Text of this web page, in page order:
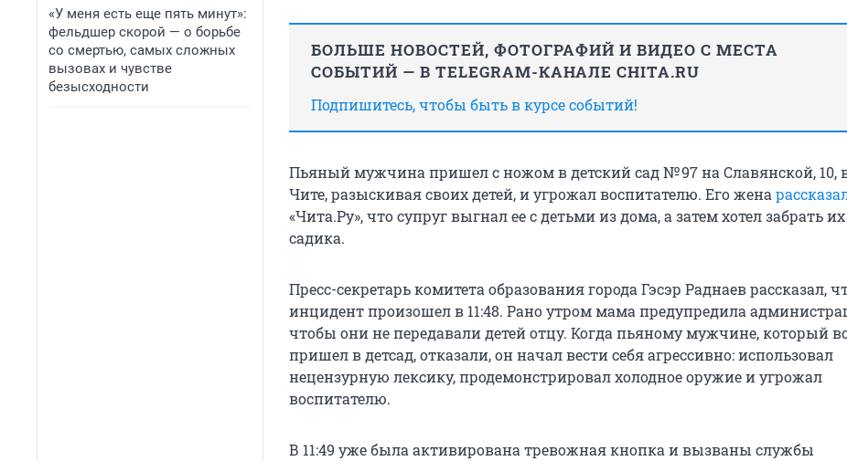
«У меня есть еще пять минут»:
фельдшер скорой — о борьбе
со смертью, самых сложных
вызовах и чувстве
безысходности
БОЛЬШЕ НОВОСТЕЙ, ФОТОГРАФИЙ И ВИДЕО С МЕСТА
СОБЫТИЙ — В TELEGRAM-КАНАЛЕ CHITA.RU
Подпишитесь, чтобы быть в курсе событий!
Пьяный мужчина пришел с ножом в детский сад№ 97на Славянской, 10,
Чите, разыскивая своих детей, и угрожал воспитателю. Его жена
«Чита.Ру», что супруг выгнал ее с детьми из дома, а затем хотел забрать
садика.
Пресс-секретарь комитета образования города Гэсэр Раднаев рассказал,
инцидент произошел в 11:48. Рано утром мама предупредила
чтобы они не передавали детей отцу. Когда пьяному мужчине, который
пришел в детсад, отказали, он начал вести себя агрессивно: использовал
нецензурную лексику, продемонстрировал холодное оружие и угрожал
воспитателю.
В 11:49 уже была активирована тревожная кнопка и вызваны службы